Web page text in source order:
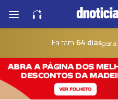
Faltam 64 dias